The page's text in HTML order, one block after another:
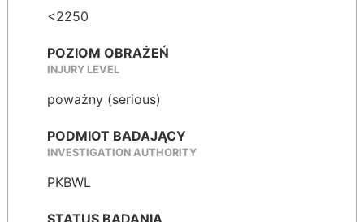
<2250
POZIOM OBRAŻEŃ
INJURY LEVEL
poważny (serious)
PODMIOT BADAJĄCY
INVESTIGATION AUTHORITY
PKBWL
STATUS BADANIA